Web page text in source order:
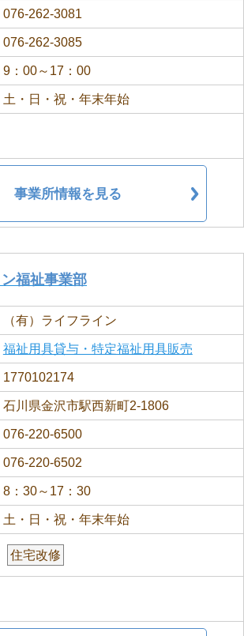
076-262-3081
076-262-3085
9：00～17：00
土・日・祝・年末年始
事業所情報を見る
ン福祉事業部
（有）ライフライン
福祉用具貸与・特定福祉用具販売
1770102174
石川県金沢市駅西新町2-1806
076-220-6500
076-220-6502
8：30～17：30
土・日・祝・年末年始
住宅改修